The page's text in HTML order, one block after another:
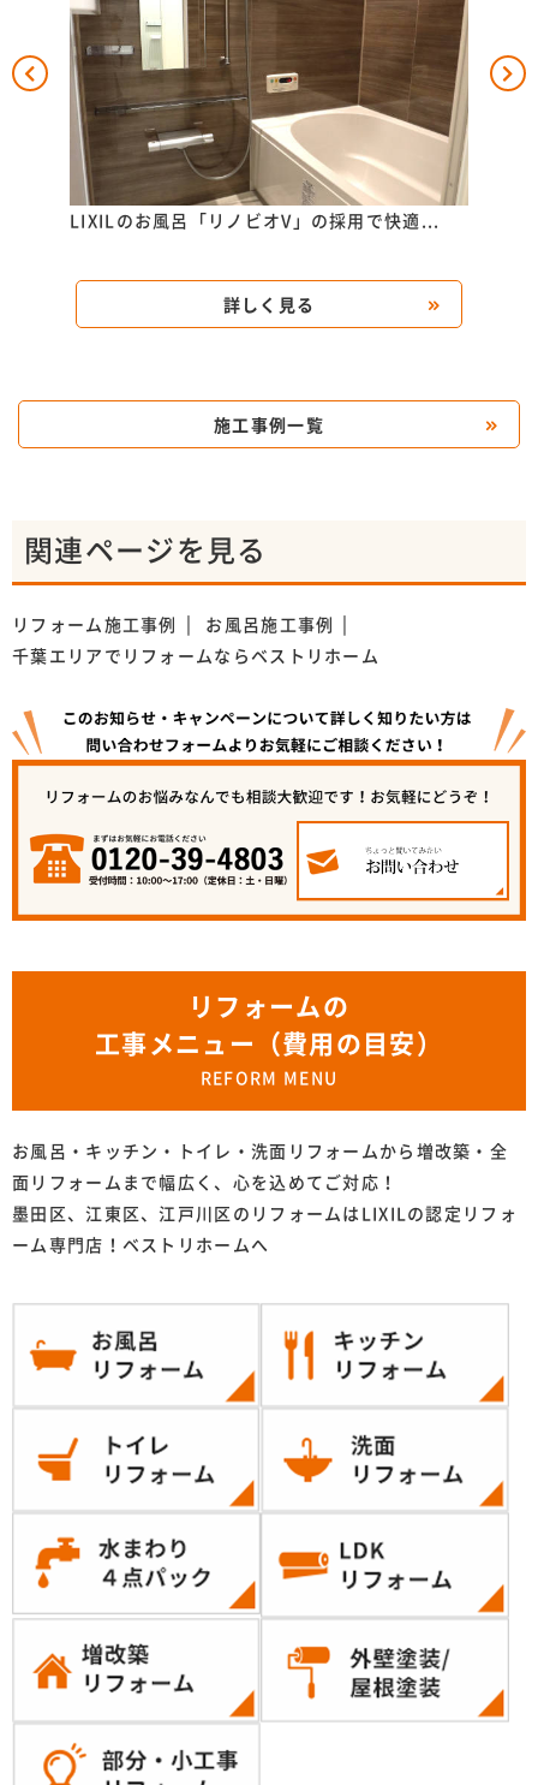
LIXILのお風呂「リノビオV」の採用で快適...
詳しく見る
施工事例一覧
関連ページを見る
リフォーム施工事例
お風呂施工事例
千葉エリアでリフォームならベストリホーム
リフォームの
工事メニュー（費用の目安）
REFORM MENU
お風呂・キッチン・トイレ・洗面リフォームから増改築・全
面リフォームまで幅広く、心を込めてご対応！
墨田区、江東区、江戸川区のリフォームはLIXILの認定リフォ
ーム専門店！ベストリホームへ